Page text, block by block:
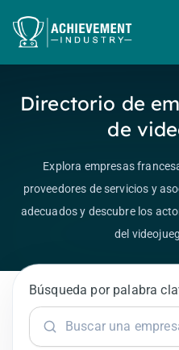
Directorio de
de
Explora empresas
proveedores de servicios y
adecuados y descubre los
del
Búsqueda por palabra